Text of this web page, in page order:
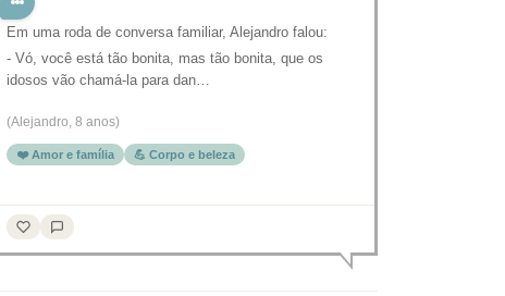
Em uma roda de conversa familiar, Alejandro falou:
- Vó, você está tão bonita, mas tão bonita, que os
idosos vão chamá-la para dan…
(Alejandro, 8 anos)
❤️ Amor e família 💪 Corpo e beleza